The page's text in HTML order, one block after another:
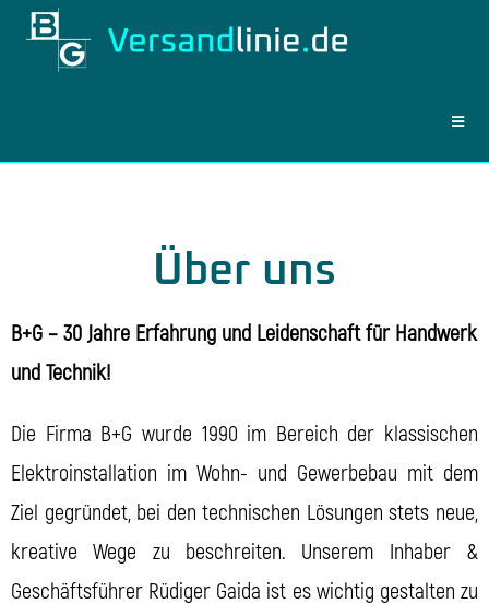
Über uns
B+G – 30 Jahre Erfahrung und Leidenschaft für Handwerk
und Technik!
Die Firma B+G wurde 1990 im Bereich der klassischen
Elektroinstallation im Wohn- und Gewerbebau mit dem
Ziel gegründet, bei den technischen Lösungen stets neue,
kreative Wege zu beschreiten. Unserem Inhaber &
Geschäftsführer Rüdiger Gaida ist es wichtig gestalten zu